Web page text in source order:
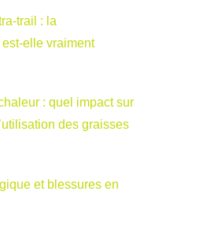
trail : la
elle vraiment
: quel impact sur
des graisses
et blessures en